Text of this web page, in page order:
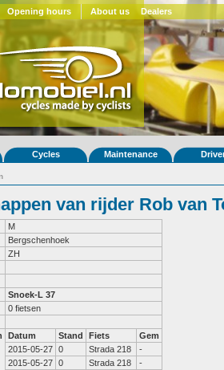
Opening hours About us Dealers
Cycles Maintenance
van rijder Rob van
M
Bergschenhoek
ZH
Snoek-L 37
0 fietsen
Datum Stand Fiets
Gem
2015-05-27 0 Strada 218
-
2015-05-27 0 Strada 218
-